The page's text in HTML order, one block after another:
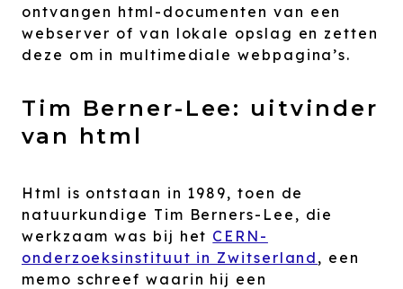
ontvangen html-documenten van een
webserver of van lokale opslag en zetten
deze om in multimediale webpagina’s.
Tim Berner-Lee: uitvinder
van html
Html is ontstaan in 1989, toen de
natuurkundige Tim Berners-Lee, die
werkzaam was bij het CERN-
onderzoeksinstituut in Zwitserland , een
memo schreef waarin hij een